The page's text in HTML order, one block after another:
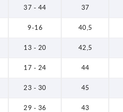
37 - 44 37
9-16 40,5
13 - 20 42,5
17 - 24 44
23 - 30 45
29 - 36 43